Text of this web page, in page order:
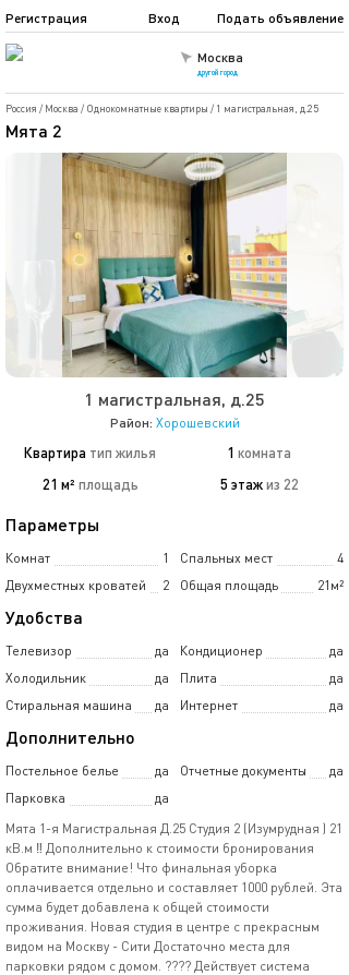
Москва
другой город
Подать объявление
Регистрация Вход
Россия / Москва / Однокомнатные квартиры / 1 магистральная, д.25
Мята 2
1 магистральная, д.25
Район: Хорошевский
Квартира тип жилья 1 комната
21 м² площадь 5 этаж из 22
Параметры
Комнат 1 Спальных мест
4
Двухместных кроватей
2 Общая площадь 21м²
Удобства
Телевизор да Кондиционер
да
Холодильник
да Плита
да
Стиральная машина
да Интернет да
Дополнительно
Постельное белье да Отчетные документы
да
Парковка
да
Мята 1-я Магистральная Д.25 Студия 2 (Изумрудная ) 21
кВ.м ‼️ Дополнительно к стоимости бронирования
Обратите внимание! Что финальная уборка
оплачивается отдельно и составляет 1000 рублей. Эта
сумма будет добавлена к общей стоимости
проживания. Новая студия в центре с прекрасным
видом на Москву - Сити Достаточно места для
парковки рядом с домом. ???? Действует система